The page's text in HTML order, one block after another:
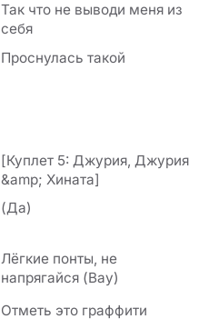
Так что не выводи меня из
себя
Проснулась такой
[Куплет 5: Джурия, Джурия
&amp; Хината]
(Да)
Лёгкие понты, не
напрягайся (Вау)
Отметь это граффити